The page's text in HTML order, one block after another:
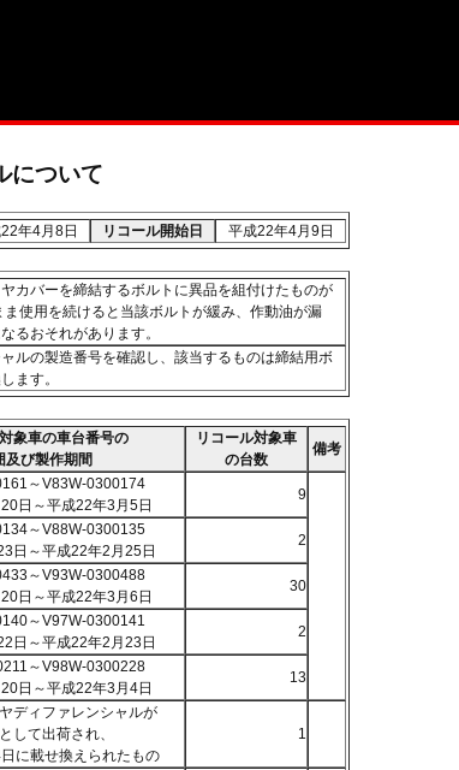
について
年4月8日 リコール開始日 平成22年4月9日
カバーを締結するボルトに異品を組付けたものが
使用を続けると当該ボルトが緩み、作動油が漏
るおそれがあります。
ルの製造番号を確認し、該当するものは締結用ボ
ます。
象車の車台番号の
及び製作期間
リコール対象車
の台数
備考
～V83W-0300174
日～平成22年3月5日
9
～V88W-0300135
日～平成22年2月25日
2
～V93W-0300488
日～平成22年3月6日
30
～V97W-0300141
日～平成22年2月23日
2
～V98W-0300228
日～平成22年3月4日
13
ディファレンシャルが
して出荷され、
に載せ換えられたもの
1